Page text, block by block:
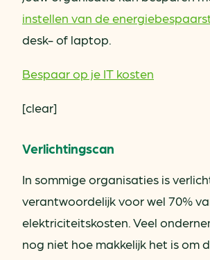
instellen van de
desk- of laptop.
Bespaar op je IT kosten
[clear]
Verlichtingscan
In sommige organisaties is
verantwoordelijk voor wel 70%
elektriciteitskosten. Veel
nog niet hoe makkelijk het is om